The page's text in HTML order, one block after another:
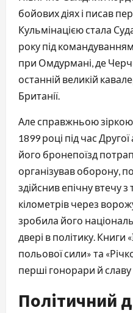
бойових діях і писав
Кульмінацією стала
року під
при Омдурмані, де
останній великій
Британії.
Але справжньою зіркою
1899 році під час
його бронепоїзд
організував оборону,
здійснив епічну втечу
кілометрів через
зробила його
двері в політику. Книги
польової сили» та
перші гонорари й
Політичний